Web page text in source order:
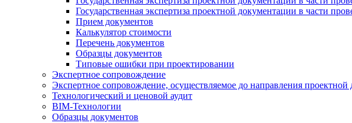
Государственная экспертиза проектной документации в части
Прием документов
Калькулятор стоимости
Перечень документов
Образцы документов
Типовые ошибки при проектировании
Экспертное сопровождение
Экспертное сопровождение, осуществляемое до направления проектной
Технологический и ценовой аудит
BIM-Технологии
Образцы документов